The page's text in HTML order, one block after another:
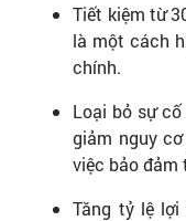
Tiết kiệm từ
là một cách
chính.
Loại bỏ sự
giảm nguy
việc bảo đảm
Tăng tỷ lệ lợi